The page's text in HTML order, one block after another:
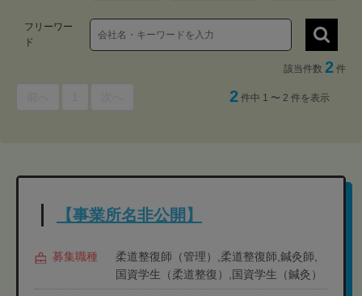
フリーワー
ド
該当件数 2 件
2 件中 1 〜 2 件を表示
【事業所名非公開】
募集職種
柔道整復師（管理）,柔道整復師,鍼灸師,
国資学生（柔道整復）,国資学生（鍼灸）